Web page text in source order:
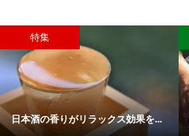
特集
日本酒の香りがリラックス効果を...